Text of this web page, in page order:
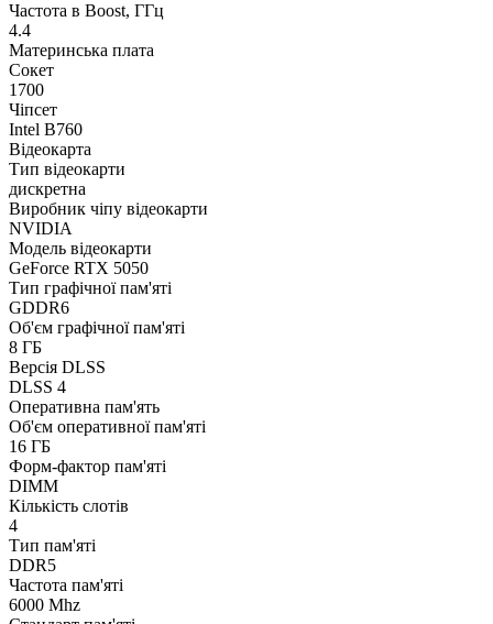
Частота в Boost, ГГц
4.4
Материнська плата
Сокет
1700
Чіпсет
Intel B760
Відеокарта
Тип відеокарти
дискретна
Виробник чіпу відеокарти
NVIDIA
Модель відеокарти
GeForce RTX 5050
Тип графічної пам'яті
GDDR6
Об'єм графічної пам'яті
8 ГБ
Версія DLSS
DLSS 4
Оперативна пам'ять
Об'єм оперативної пам'яті
16 ГБ
Форм-фактор пам'яті
DIMM
Кількість слотів
4
Тип пам'яті
DDR5
Частота пам'яті
6000 Mhz